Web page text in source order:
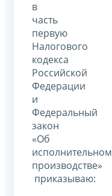
в
часть
первую
Налогового
кодекса
Российской
Федерации
и
Федеральный
закон
«Об
исполнительном
производстве»
приказываю: